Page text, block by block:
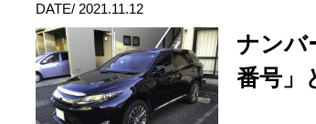
DATE/ 2021.11.12
ナンバ
番号」